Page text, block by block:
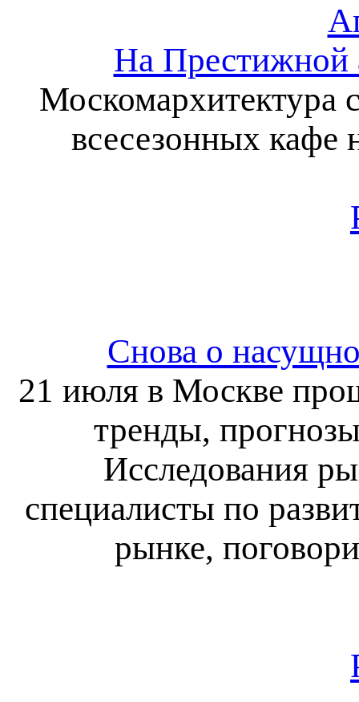
На Престижной
Москомархитектура
всесезонных кафе
Снова о
21 июля в Москве
тренды,
Исследования
специалисты по
рынке,